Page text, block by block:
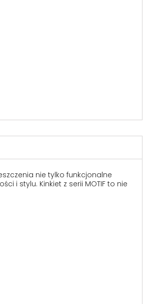
nie tylko funkcjonalne
i stylu. Kinkiet z serii MOTIF to nie